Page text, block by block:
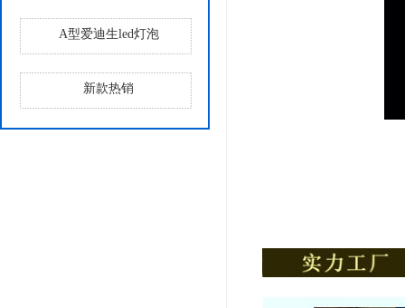
A型爱迪生led灯泡
新款热销